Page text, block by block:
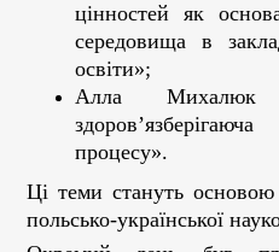
цінностей як
середовища в
освіти»;
Алла Михалюк
процесу».
Ці теми стануть основою
польсько-української